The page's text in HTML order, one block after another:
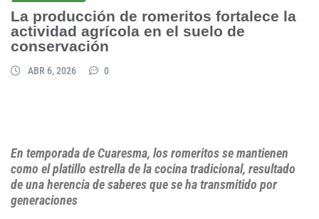
La producción de romeritos fortalece la
actividad agrícola en el suelo de
conservación
ABR 6, 2026 0
En temporada de Cuaresma, los romeritos se mantienen
como el platillo estrella de la cocina tradicional, resultado
de una herencia de saberes que se ha transmitido por
generaciones